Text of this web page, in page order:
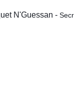
N'Guessan -